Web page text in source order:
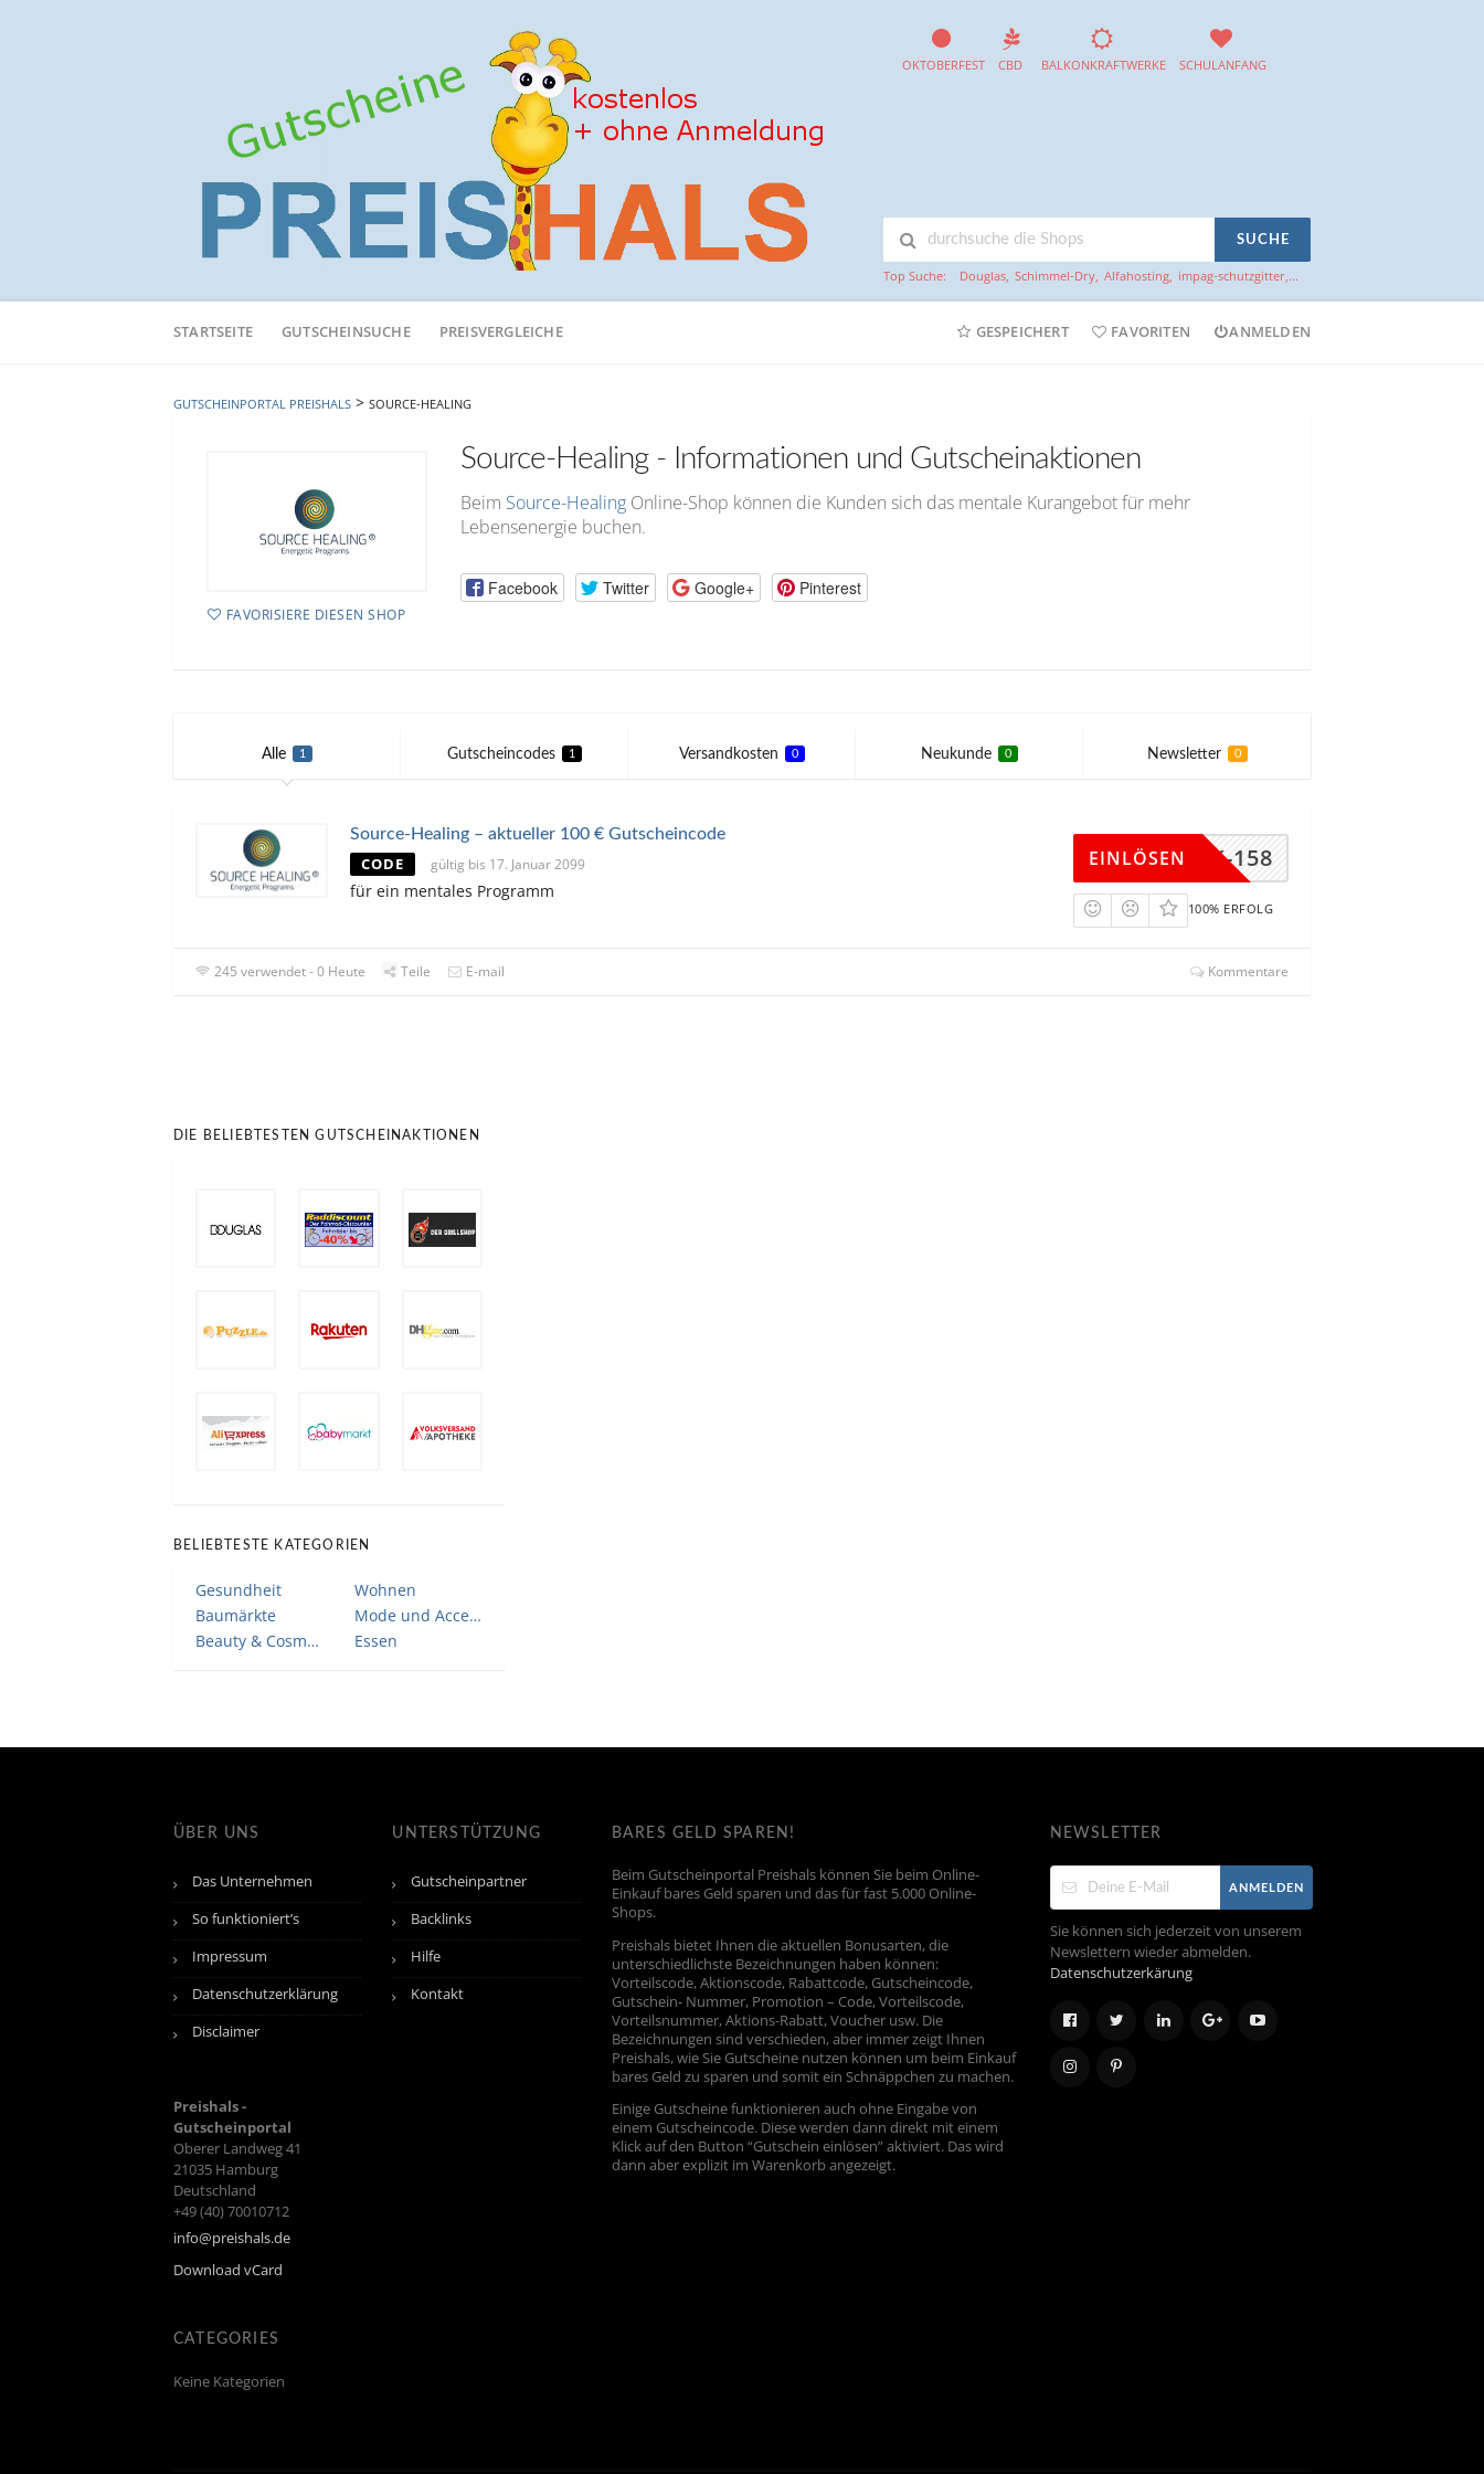
OKTOBERFEST CBD BALKONKRAFTWERKE SCHULANFANG
SUCHE
Top Suche: Douglas, Schimmel-Dry, Alfahosting, impag-schutzgitter,...
Online-
STARTSEITE GUTSCHEINSUCHE PREISVERGLEICHE GESPEICHERT FAVORITEN ANMELDEN
GUTSCHEINPORTAL PREISHALS > SOURCE-HEALING
FAVORISIERE DIESEN SHOP
Source-Healing - Informationen und Gutscheinaktionen
Beim Source-Healing Online-Shop können die Kunden sich das mentale Kurangebot für mehr
Lebensenergie buchen.
Facebook Twitter Google+ Pinterest
Alle 1 Gutscheincodes 1 Versandkosten 0 Neukunde 0 Newsletter 0
Source-Healing – aktueller 100 € Gutscheincode
CODE gültig bis 17. Januar 2099
für ein mentales Programm
ÜCK-158
EINLÖSEN
100% ERFOLG
245 verwendet - 0 Heute Teile E-mail Kommentare
DIE BELIEBTESTEN GUTSCHEINAKTIONEN
BELIEBTESTE KATEGORIEN
Gesundheit
Wohnen
Baumärkte
Mode und Accessoires
Beauty & Cosmetic
Essen
ÜBER UNS
Das Unternehmen
So funktioniert’s
Impressum
Datenschutzerklärung
Disclaimer
Preishals -
Gutscheinportal
Oberer Landweg 41
21035 Hamburg
Deutschland
+49 (40) 70010712
info@preishals.de
Download vCard
CATEGORIES
Keine Kategorien
UNTERSTÜTZUNG
Gutscheinpartner
Backlinks
Hilfe
Kontakt
BARES GELD SPAREN!
Beim Gutscheinportal Preishals können Sie beim Online-
Einkauf bares Geld sparen und das für fast 5.000 Online-
Shops.
Preishals bietet Ihnen die aktuellen Bonusarten, die
unterschiedlichste Bezeichnungen haben können:
Vorteilscode, Aktionscode, Rabattcode, Gutscheincode,
Gutschein- Nummer, Promotion – Code, Vorteilscode,
Vorteilsnummer, Aktions-Rabatt, Voucher usw. Die
Bezeichnungen sind verschieden, aber immer zeigt Ihnen
Preishals, wie Sie Gutscheine nutzen können um beim Einkauf
bares Geld zu sparen und somit ein Schnäppchen zu machen.
Einige Gutscheine funktionieren auch ohne Eingabe von
einem Gutscheincode. Diese werden dann direkt mit einem
Klick auf den Button “Gutschein einlösen” aktiviert. Das wird
dann aber explizit im Warenkorb angezeigt.
NEWSLETTER
ANMELDEN
Sie können sich jederzeit von unserem
Newslettern wieder abmelden.
Datenschutzerkärung